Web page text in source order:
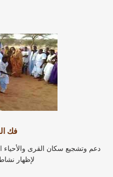
فك
دعم وتشجيع سكان القرى والأحياء
لإظهار